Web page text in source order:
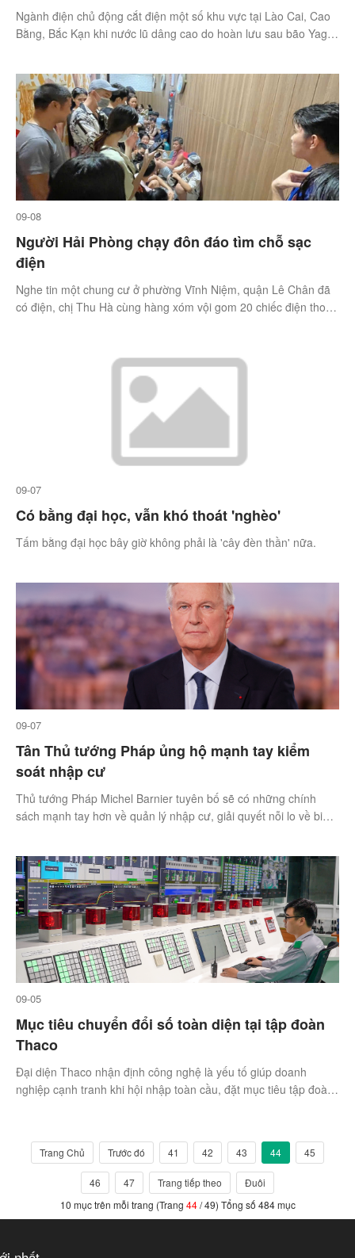
Ngành điện chủ động cắt điện một số khu vực tại Lào Cai, Cao
Bằng, Bắc Kạn khi nước lũ dâng cao do hoàn lưu sau bão Yagi,
09-08
Người Hải Phòng chạy đôn đáo tìm chỗ sạc
điện
Nghe tin một chung cư ở phường Vĩnh Niệm, quận Lê Chân đã
có điện, chị Thu Hà cùng hàng xóm vội gom 20 chiếc điện thoại,
09-07
Có bằng đại học, vẫn khó thoát 'nghèo'
Tấm bằng đại học bây giờ không phải là 'cây đèn thần' nữa.
09-07
Tân Thủ tướng Pháp ủng hộ mạnh tay kiểm
soát nhập cư
Thủ tướng Pháp Michel Barnier tuyên bố sẽ có những chính
sách mạnh tay hơn về quản lý nhập cư, giải quyết nỗi lo về biên
09-05
Mục tiêu chuyển đổi số toàn diện tại tập đoàn
Thaco
Đại diện Thaco nhận định công nghệ là yếu tố giúp doanh
nghiệp cạnh tranh khi hội nhập toàn cầu, đặt mục tiêu tập đoàn
Trang Chủ Trước đó 41 42 43 44 45
46 47 Trang tiếp theo
Đuôi
10 mục trên mỗi trang (Trang 44/ 49) Tổng số 484 mục